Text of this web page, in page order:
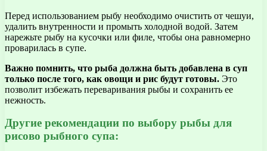
Перед использованием рыбу необходимо очистить от чешуи,
удалить внутренности и промыть холодной водой. Затем
нарежьте рыбу на кусочки или филе, чтобы она равномерно
проварилась в супе.
Важно помнить, что рыба должна быть добавлена в суп
только после того, как овощи и рис будут готовы. Это
позволит избежать переваривания рыбы и сохранить ее
нежность.
Другие рекомендации по выбору рыбы для
рисово рыбного супа: